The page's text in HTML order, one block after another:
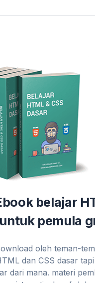
belajar
pemula
oleh teman-
dan CSS dasar
dari mana. materi